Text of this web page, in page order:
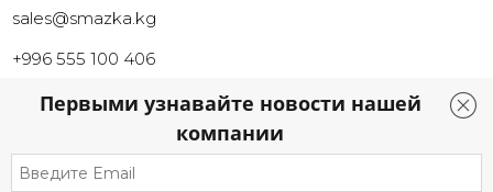
Первыми узнавайте новости нашей
компании
sales@smazka.kg
+996 555 100 406
+996 226 261 126
г. Бишкек, Ул Токтоналиева 46